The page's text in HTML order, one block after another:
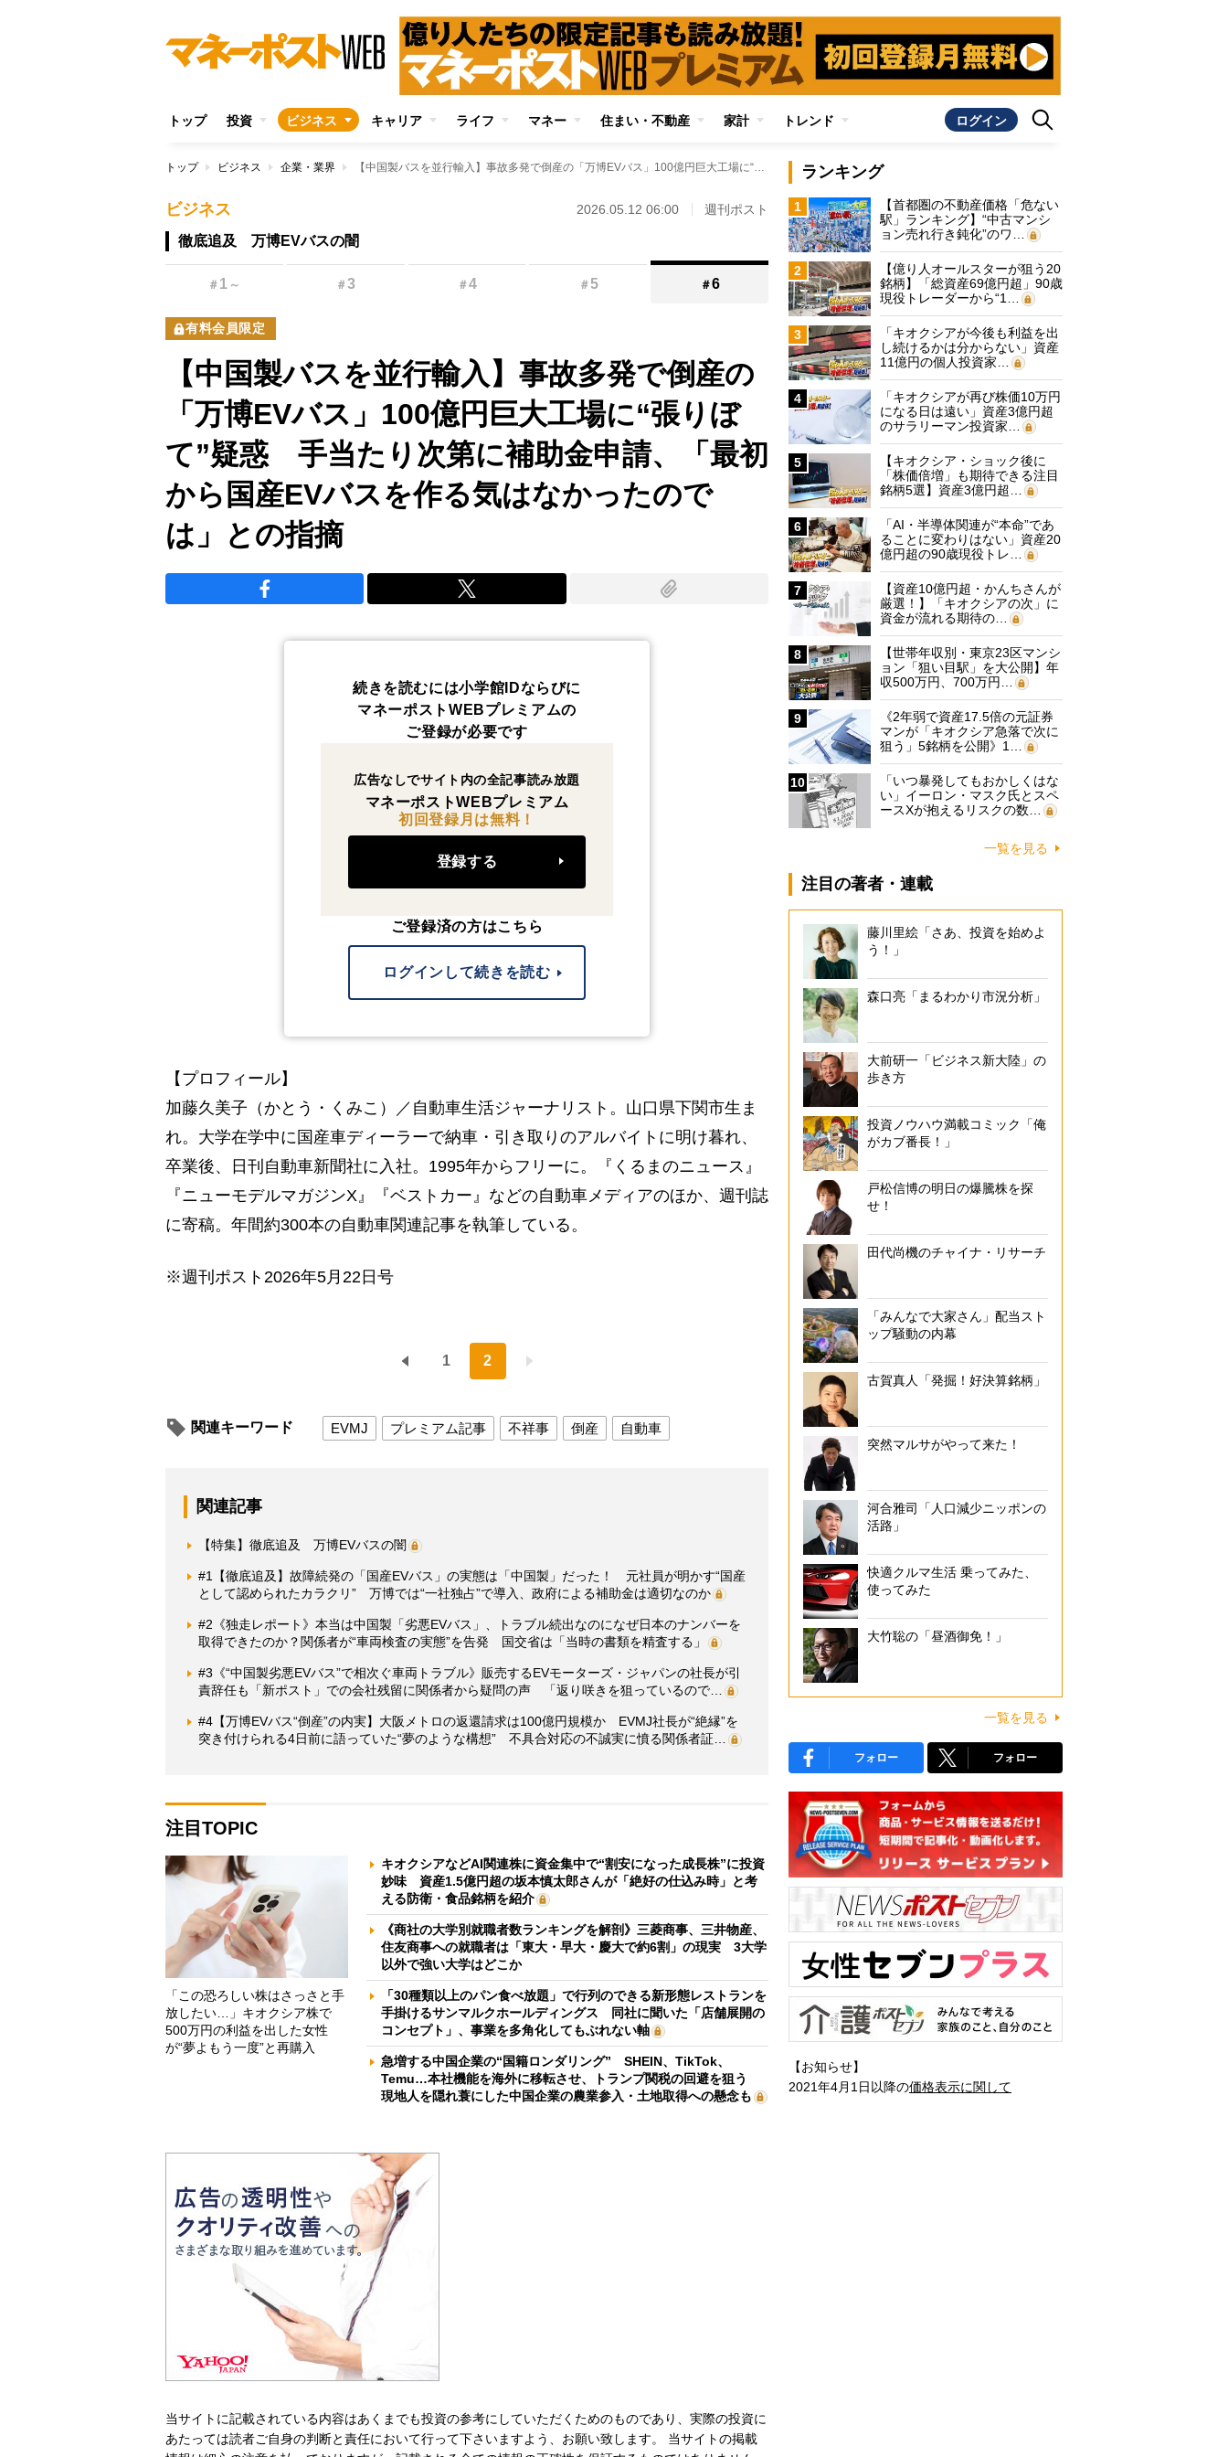
トップ 投資 ビジネス キャリア ライフ マネー 住まい・不動産 家計 トレンド ログイン
トップ ビジネス 企業・業界 【中国製バスを並行輸入】事故多発で倒産の「万博EVバス」100億円巨大工場に“張りぼて”疑惑 手当たり次第に補助金申請、「最初から国産EVバスを作る気はなかったのでは」との指摘
ビジネス 2026.05.12 06:00 週刊ポスト
徹底追及 万博EVバスの闇
＃ 1 ～ ＃3 ＃4 ＃5 ＃6
有料会員限定
【中国製バスを並行輸入】事故多発で倒産の
「万博EVバス」100億円巨大工場に“張りぼ
て”疑惑 手当たり次第に補助金申請、「最初
から国産EVバスを作る気はなかったので
は」との指摘
続きを読むには小学館IDならびに
マネーポストWEBプレミアムの
ご登録が必要です
広告なしでサイト内の全記事読み放題
マネーポストWEBプレミアム
初回登録月は無料！
登録する
ご登録済の方はこちら
ログインして続きを読む
【プロフィール】
加藤久美子（かとう・くみこ）／自動車生活ジャーナリスト。山口県下関市生ま
れ。大学在学中に国産車ディーラーで納車・引き取りのアルバイトに明け暮れ、
卒業後、日刊自動車新聞社に入社。1995年からフリーに。『くるまのニュース』
『ニューモデルマガジンX』『ベストカー』などの自動車メディアのほか、週刊誌
に寄稿。年間約300本の自動車関連記事を執筆している。
※週刊ポスト2026年5月22日号
1 2
関連キーワード EVMJ プレミアム記事 不祥事 倒産 自動車
関連記事
【特集】徹底追及 万博EVバスの闇
#1【徹底追及】故障続発の「国産EVバス」の実態は「中国製」だった！ 元社員が明かす“国産
として認められたカラクリ” 万博では“一社独占”で導入、政府による補助金は適切なのか
#2《独走レポート》本当は中国製「劣悪EVバス」、トラブル続出なのになぜ日本のナンバーを
取得できたのか？関係者が“車両検査の実態”を告発 国交省は「当時の書類を精査する」
#3《“中国製劣悪EVバス”で相次ぐ車両トラブル》販売するEVモーターズ・ジャパンの社長が引
責辞任も「新ポスト」での会社残留に関係者から疑問の声 「返り咲きを狙っているので…
#4【万博EVバス“倒産”の内実】大阪メトロの返還請求は100億円規模か EVMJ社長が“絶縁”を
突き付けられる4日前に語っていた“夢のような構想” 不具合対応の不誠実に憤る関係者証…
注目TOPIC
「この恐ろしい株はさっさと手
放したい…」キオクシア株で
500万円の利益を出した女性
が“夢よもう一度”と再購入
キオクシアなどAI関連株に資金集中で“割安になった成長株”に投資
妙味 資産1.5億円超の坂本慎太郎さんが「絶好の仕込み時」と考
える防衛・食品銘柄を紹介
《商社の大学別就職者数ランキングを解剖》三菱商事、三井物産、
住友商事への就職者は「東大・早大・慶大で約6割」の現実 3大学
以外で強い大学はどこか
「30種類以上のパン食べ放題」で行列のできる新形態レストランを
手掛けるサンマルクホールディングス 同社に聞いた「店舗展開の
コンセプト」、事業を多角化してもぶれない軸
急増する中国企業の“国籍ロンダリング” SHEIN、TikTok、
Temu…本社機能を海外に移転させ、トランプ関税の回避を狙う
現地人を隠れ蓑にした中国企業の農業参入・土地取得への懸念も
当サイトに記載されている内容はあくまでも投資の参考にしていただくためのものであり、実際の投資に
あたっては読者ご自身の判断と責任において行って下さいますよう、お願い致します。 当サイトの掲載
ランキング
1
【首都圏の不動産価格「危ない
駅」ランキング】“中古マンシ
ョン売れ行き鈍化”のワ…
2
【億り人オールスターが狙う20
銘柄】「総資産69億円超」90歳
現役トレーダーから“1…
3
「キオクシアが今後も利益を出
し続けるかは分からない」資産
11億円の個人投資家…
4
「キオクシアが再び株価10万円
になる日は遠い」資産3億円超
のサラリーマン投資家…
5
【キオクシア・ショック後に
「株価倍増」も期待できる注目
銘柄5選】資産3億円超…
6
「AI・半導体関連が“本命”であ
ることに変わりはない」資産20
億円超の90歳現役トレ…
7
【資産10億円超・かんちさんが
厳選！】「キオクシアの次」に
資金が流れる期待の…
8
【世帯年収別・東京23区マンシ
ョン「狙い目駅」を大公開】年
収500万円、700万円…
9
《2年弱で資産17.5倍の元証券
マンが「キオクシア急落で次に
狙う」5銘柄を公開》1…
10
「いつ暴発してもおかしくはな
い」イーロン・マスク氏とスペ
ースXが抱えるリスクの数…
一覧を見る
注目の著者・連載
藤川里絵「さあ、投資を始めよ
う！」
森口亮「まるわかり市況分析」
大前研一「ビジネス新大陸」の
歩き方
投資ノウハウ満載コミック「俺
がカブ番長！」
戸松信博の明日の爆騰株を探
せ！
田代尚機のチャイナ・リサーチ
「みんなで大家さん」配当スト
ップ騒動の内幕
古賀真人「発掘！好決算銘柄」
突然マルサがやって来た！
河合雅司「人口減少ニッポンの
活路」
快適クルマ生活 乗ってみた、
使ってみた
大竹聡の「昼酒御免！」
一覧を見る
フォロー フォロー
【お知らせ】
2021年4月1日以降の価格表示に関して